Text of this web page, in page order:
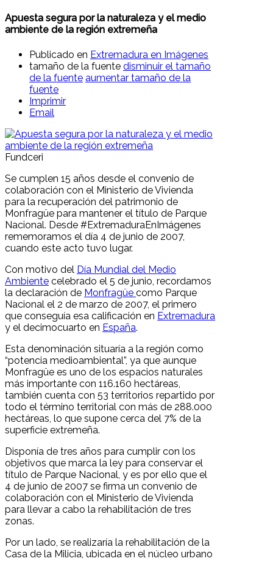
Apuesta segura por la naturaleza y el medio
ambiente de la región extremeña
Publicado en Extremadura en Imágenes
tamaño de la fuente disminuir el tamaño
de la fuente aumentar tamaño de la
fuente
Imprimir
Email
Fundceri
Se cumplen 15 años desde el convenio de
colaboración con el Ministerio de Vivienda
para la recuperación del patrimonio de
Monfragüe para mantener el título de Parque
Nacional. Desde #ExtremaduraEnImágenes
rememoramos el día 4 de junio de 2007,
cuando este acto tuvo lugar.
Con motivo del Día Mundial del Medio
Ambiente celebrado el 5 de junio, recordamos
la declaración de Monfragüe como Parque
Nacional el 2 de marzo de 2007, el primero
que conseguía esa calificación en Extremadura
y el decimocuarto en España.
Esta denominación situaría a la región como
“potencia medioambiental”, ya que aunque
Monfragüe es uno de los espacios naturales
más importante con 116.160 hectáreas,
también cuenta con 53 territorios repartido por
todo el término territorial con más de 288.000
hectáreas, lo que supone cerca del 7% de la
superficie extremeña.
Disponía de tres años para cumplir con los
objetivos que marca la ley para conservar el
título de Parque Nacional, y es por ello que el
4 de junio de 2007 se firma un convenio de
colaboración con el Ministerio de Vivienda
para llevar a cabo la rehabilitación de tres
zonas.
Por un lado, se realizaría la rehabilitación de la
Casa de la Milicia, ubicada en el núcleo urbano